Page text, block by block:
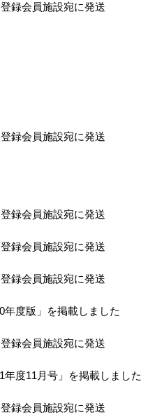
録会員施設宛に発送
録会員施設宛に発送
録会員施設宛に発送
録会員施設宛に発送
録会員施設宛に発送
度版」を掲載しました
録会員施設宛に発送
度11月号」を掲載しました
録会員施設宛に発送